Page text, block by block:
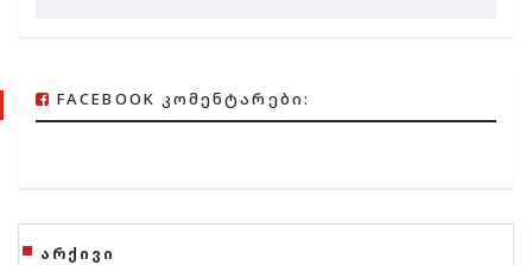
FACEBOOK ᲙᲝᲛᲔᲜᲢᲐᲠᲔᲑᲘ:
ᲐᲠᲥᲘᲕᲘ